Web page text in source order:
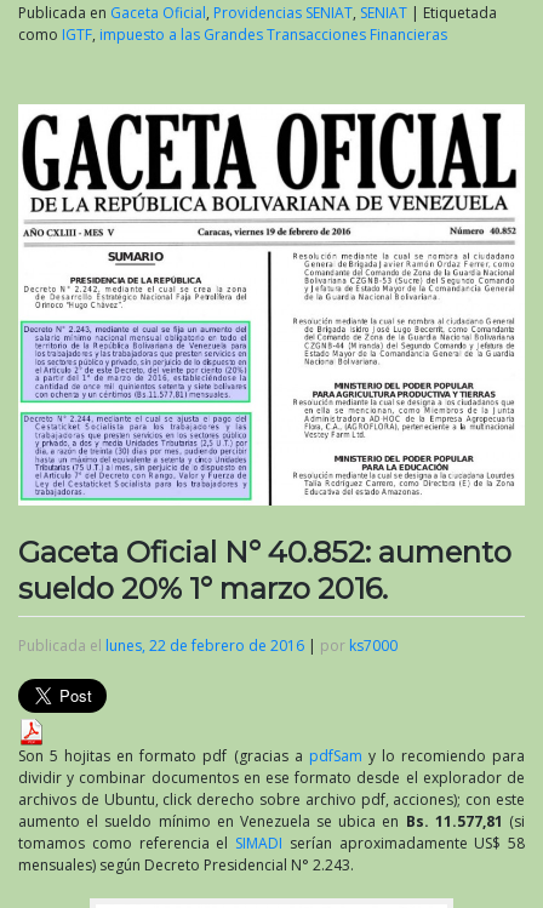
Publicada en Gaceta Oficial, Providencias SENIAT, SENIAT | Etiquetada
como IGTF, impuesto a las Grandes Transacciones Financieras
Gaceta Oficial N° 40.852: aumento
sueldo 20% 1° marzo 2016.
Publicada el lunes, 22 de febrero de 2016 | por ks7000
Son 5 hojitas en formato pdf (gracias a pdfSam y lo recomiendo para
dividir y combinar documentos en ese formato desde el explorador de
archivos de Ubuntu, click derecho sobre archivo pdf, acciones); con este
aumento el sueldo mínimo en Venezuela se ubica en Bs. 11.577,81 (si
tomamos como referencia el SIMADI serían aproximadamente US$ 58
mensuales) según Decreto Presidencial N° 2.243.